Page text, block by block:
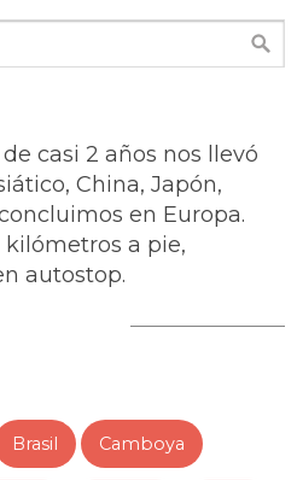
casi 2 años nos llevó
China, Japón,
en Europa.
a pie,
autostop.
Brasil Camboya